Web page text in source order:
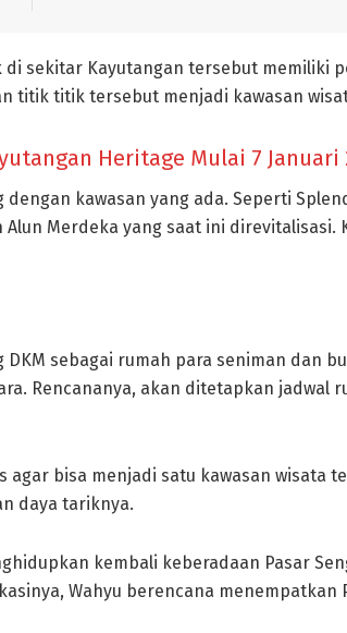
sekitar Kayutangan tersebut memiliki
titik titik tersebut menjadi kawasan
Heritage Mulai 7 Januari
kawasan yang ada. Seperti
Merdeka yang saat ini direvitalisasi.
sebagai rumah para seniman dan
Rencananya, akan ditetapkan jadwal
agar bisa menjadi satu kawasan wisata
daya tariknya.
kembali keberadaan Pasar
Wahyu berencana menempatkan